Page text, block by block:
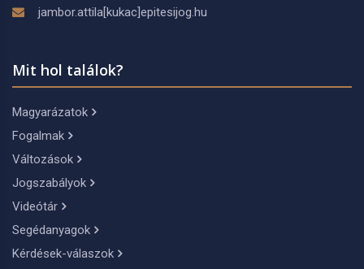
jambor.attila[kukac]epitesijog.hu
Mit hol találok?
Magyarázatok
Fogalmak
Változások
Jogszabályok
Videótár
Segédanyagok
Kérdések-válaszok